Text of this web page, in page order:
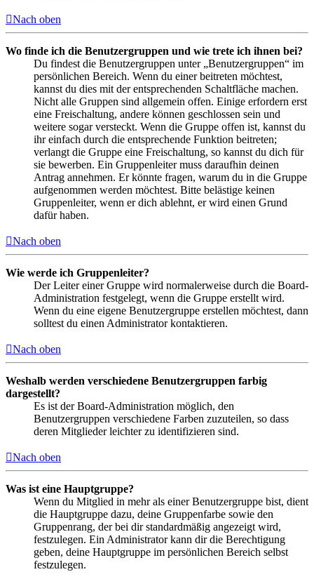
Nach oben
Wo finde ich die Benutzergruppen und wie trete ich ihnen bei?
Du findest die Benutzergruppen unter „Benutzergruppen“ im
persönlichen Bereich. Wenn du einer beitreten möchtest,
kannst du dies mit der entsprechenden Schaltfläche machen.
Nicht alle Gruppen sind allgemein offen. Einige erfordern erst
eine Freischaltung, andere können geschlossen sein und
weitere sogar versteckt. Wenn die Gruppe offen ist, kannst du
ihr einfach durch die entsprechende Funktion beitreten;
verlangt die Gruppe eine Freischaltung, so kannst du dich für
sie bewerben. Ein Gruppenleiter muss daraufhin deinen
Antrag annehmen. Er könnte fragen, warum du in die Gruppe
aufgenommen werden möchtest. Bitte belästige keinen
Gruppenleiter, wenn er dich ablehnt, er wird einen Grund
dafür haben.
Nach oben
Wie werde ich Gruppenleiter?
Der Leiter einer Gruppe wird normalerweise durch die Board-
Administration festgelegt, wenn die Gruppe erstellt wird.
Wenn du eine eigene Benutzergruppe erstellen möchtest, dann
solltest du einen Administrator kontaktieren.
Nach oben
Weshalb werden verschiedene Benutzergruppen farbig
dargestellt?
Es ist der Board-Administration möglich, den
Benutzergruppen verschiedene Farben zuzuteilen, so dass
deren Mitglieder leichter zu identifizieren sind.
Nach oben
Was ist eine Hauptgruppe?
Wenn du Mitglied in mehr als einer Benutzergruppe bist, dient
die Hauptgruppe dazu, deine Gruppenfarbe sowie den
Gruppenrang, der bei dir standardmäßig angezeigt wird,
festzulegen. Ein Administrator kann dir die Berechtigung
geben, deine Hauptgruppe im persönlichen Bereich selbst
festzulegen.